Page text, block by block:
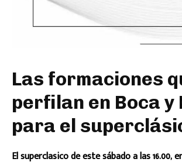
Las formaciones
perfilan en Boca y
para el
El superclasico de este sábado a las 16.00,